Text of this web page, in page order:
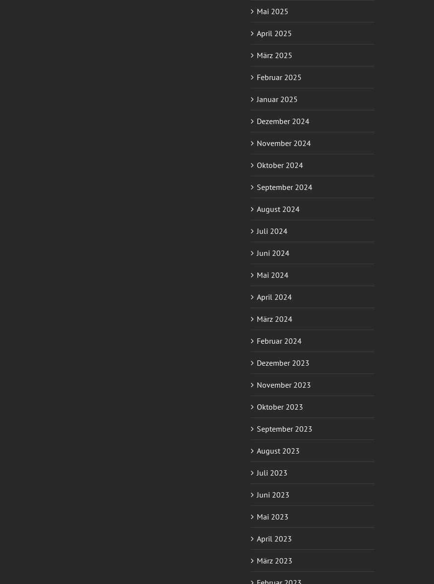
Mai 2025
April 2025
März 2025
Februar 2025
Januar 2025
Dezember 2024
November 2024
Oktober 2024
September 2024
August 2024
Juli 2024
Juni 2024
Mai 2024
April 2024
März 2024
Februar 2024
Dezember 2023
November 2023
Oktober 2023
September 2023
August 2023
Juli 2023
Juni 2023
Mai 2023
April 2023
März 2023